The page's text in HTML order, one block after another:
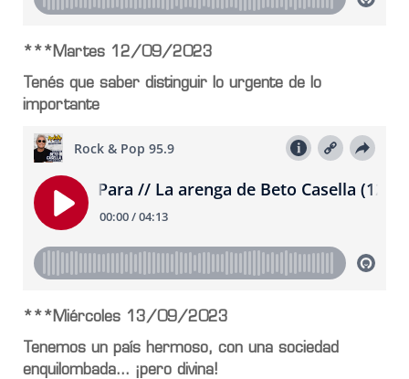
***Martes 12/09/2023
Tenés que saber distinguir lo urgente de lo
importante
***Miércoles 13/09/2023
Tenemos un país hermoso, con una sociedad
enquilombada… ¡pero divina!